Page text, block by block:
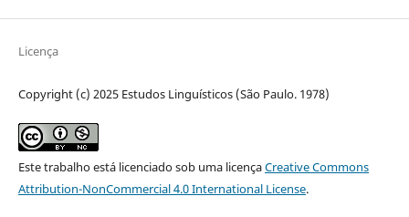
Licença
Copyright (c) 2025 Estudos Linguísticos (São Paulo. 1978)
Este trabalho está licenciado sob uma licençaCreative Commons
Attribution-NonCommercial 4.0 International License.